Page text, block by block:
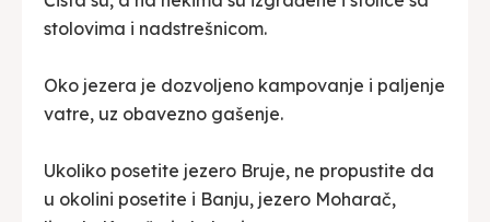
stolovima i nadstrešnicom.
Oko jezera je dozvoljeno kampovanje i paljenje
vatre, uz obavezno gašenje.
Ukoliko posetite jezero Bruje, ne propustite da
u okolini posetite i Banju, jezero Moharač,